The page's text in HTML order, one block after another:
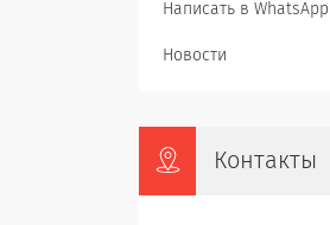
Написать в WhatsApp
Новости
Контакты